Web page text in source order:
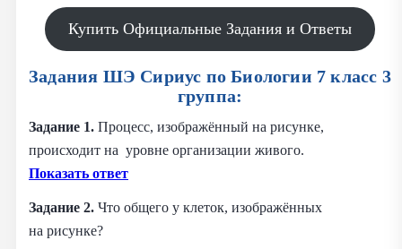
Купить Официальные Задания и Ответы
Задания ШЭ Сириус по Биологии 7 класс 3
группа:
Задание 1. Процесс, изображённый на рисунке,
происходит на уровне организации живого.
Показать ответ
Задание 2. Что общего у клеток, изображённых
на рисунке?